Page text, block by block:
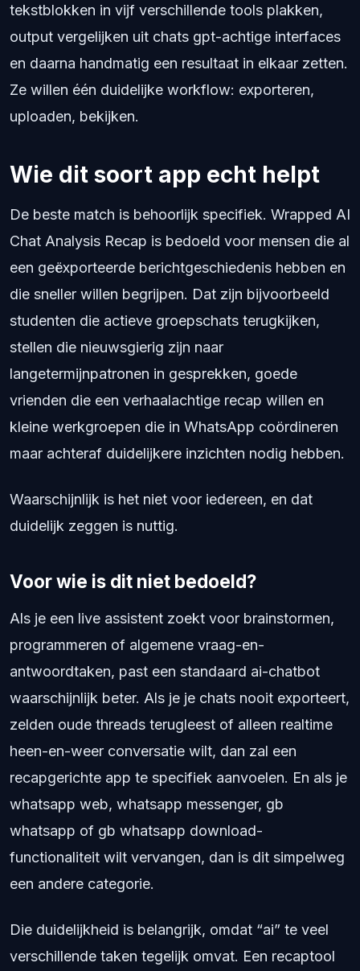
tekstblokken in vijf verschillende tools plakken,
output vergelijken uit chats gpt-achtige interfaces
en daarna handmatig een resultaat in elkaar zetten.
Ze willen één duidelijke workflow: exporteren,
uploaden, bekijken.
Wie dit soort app echt helpt
De beste match is behoorlijk specifiek. Wrapped AI
Chat Analysis Recap is bedoeld voor mensen die al
een geëxporteerde berichtgeschiedenis hebben en
die sneller willen begrijpen. Dat zijn bijvoorbeeld
studenten die actieve groepschats terugkijken,
stellen die nieuwsgierig zijn naar
langetermijnpatronen in gesprekken, goede
vrienden die een verhaalachtige recap willen en
kleine werkgroepen die in WhatsApp coördineren
maar achteraf duidelijkere inzichten nodig hebben.
Waarschijnlijk is het niet voor iedereen, en dat
duidelijk zeggen is nuttig.
Voor wie is dit niet bedoeld?
Als je een live assistent zoekt voor brainstormen,
programmeren of algemene vraag-en-
antwoordtaken, past een standaard ai-chatbot
waarschijnlijk beter. Als je je chats nooit exporteert,
zelden oude threads terugleest of alleen realtime
heen-en-weer conversatie wilt, dan zal een
recapgerichte app te specifiek aanvoelen. En als je
whatsapp web, whatsapp messenger, gb
whatsapp of gb whatsapp download-
functionaliteit wilt vervangen, dan is dit simpelweg
een andere categorie.
Die duidelijkheid is belangrijk, omdat “ai” te veel
verschillende taken tegelijk omvat. Een recaptool